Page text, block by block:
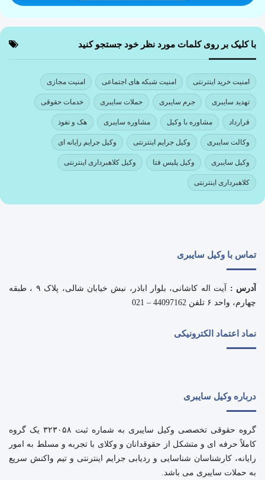
با کلیک بر روی کلمات مورد نظر خود جستجو کنید
امنیت خرید اینترنتی امنیت شبکه های اجتماعی امنیت مجازی
تهدید سایبری جرم سایبری حملات سایبری خدمات حقوقی
قرارداد مشاوره با وکیل مشاوره سایبری هک و نفوذ
وکالت سایبری وکیل جرایم اینترنتی وکیل جرایم رایانه ای
وکیل سایبری وکیل پلیس فتا وکیل کلاهبرداری اینترنتی
کلاهبرداری اینترنتی
تماس با وکیل سایبری
آدرس :
آیت اله کاشانی، بلوار اباذر، نبش خیابان شالی، پلاک ۹ ، طبقه
چهارم، واحد ۶ تلفن 44097162 – 021
نماد اعتماد الکترونیکی
درباره وکیل سایبری
گروه حقوقی تخصصی وکیل سایبری به شماره ثبت ۳۲۳۰۵۸ یک گروه
کاملاً حرفه ای و متشکل از حقوقدانان و وکلای با تجربه و مسلط به امور
رایانه، کارشناسان شناسایی و ردیابی جرایم اینترنتی و تیم واکنش سریع
به حملات سایبری می باشد.